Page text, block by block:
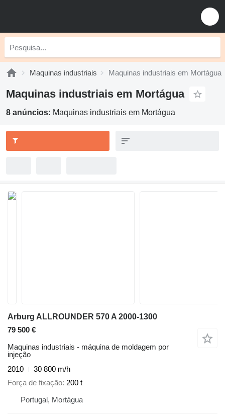
Maquinas industriais Maquinas industriais em Mortágua
Maquinas industriais em Mortágua
8 anúncios: Maquinas industriais em Mortágua
Arburg ALLROUNDER 570 A 2000-1300
79 500 €
Maquinas industriais - máquina de moldagem por
injeção
2010
30 800 m/h
Força de fixação 200 t
Portugal, Mortágua